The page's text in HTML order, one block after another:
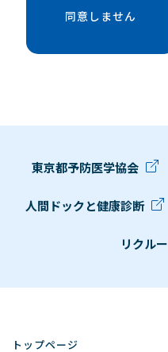
同意しません
東京都予防医学協会
人間ドックと健康診断
リクル
トップページ